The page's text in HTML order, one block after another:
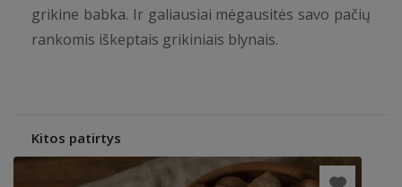
grikine babka. Ir galiausiai mėgausitės savo pačių
rankomis iškeptais grikiniais blynais.
Kitos patirtys